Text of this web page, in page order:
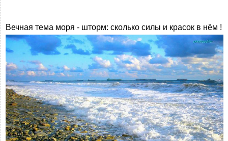
Вечная тема моря - шторм: сколько силы и красок в нём !